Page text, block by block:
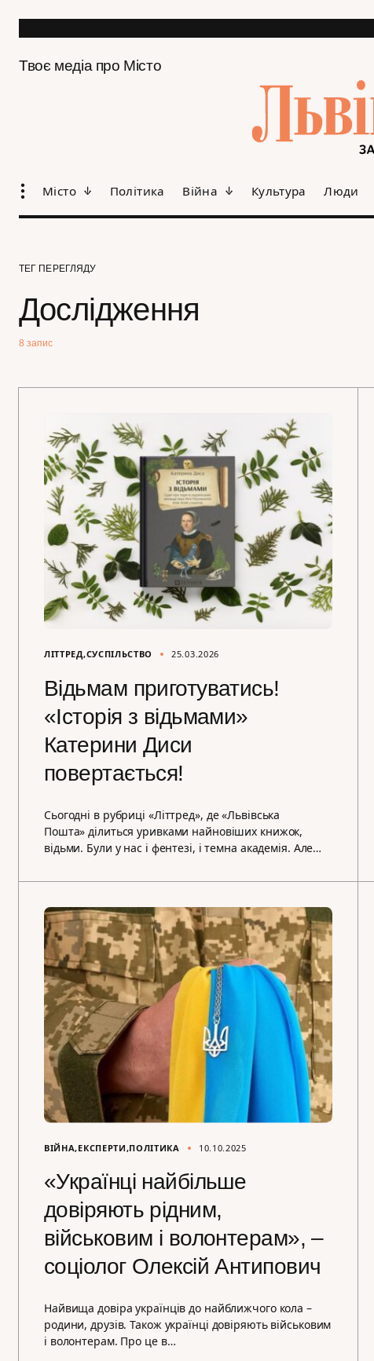
Твоє медіа про Місто
Місто Політика Війна Культура Люди
ТЕГ ПЕРЕГЛЯДУ
Дослідження
8 запис
ЛІТТРЕД СУСПІЛЬСТВО 25.03.2026
Відьмам приготуватись!
«Історія з відьмами»
Катерини Диси
повертається!
Сьогодні в рубриці «Літтред», де «Львівська
Пошта» ділиться уривками найновіших книжок,
відьми. Були у нас і фентезі, і темна академія. Але…
ВІЙНА ЕКСПЕРТИ ПОЛІТИКА 10.10.2025
«Українці найбільше
довіряють рідним,
військовим і волонтерам», –
соціолог Олексій Антипович
Найвища довіра українців до найближчого кола –
родини, друзів. Також українці довіряють військовим
і волонтерам. Про це в…